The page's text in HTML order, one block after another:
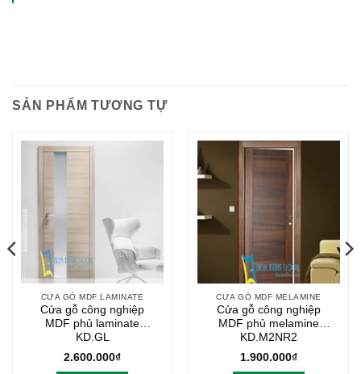
SẢN PHẨM TƯƠNG TỰ
CỬA GỖ MDF LAMINATE
Cửa gỗ công nghiệp
MDF phủ laminate
KD.GL
2.600.000₫
CỬA GỖ MDF MELAMINE
Cửa gỗ công nghiệp
MDF phủ melamine
KD.M2NR2
1.900.000₫